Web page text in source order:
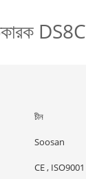
DS8C
চীন
Soosan
CE , ISO9001